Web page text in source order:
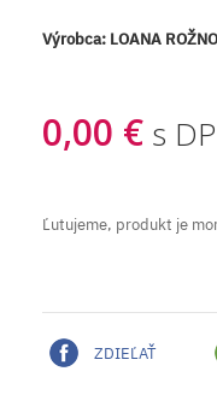
Výrobca: LOANA
0,00 € s
Ľutujeme, produkt je
ZDIEĽAŤ